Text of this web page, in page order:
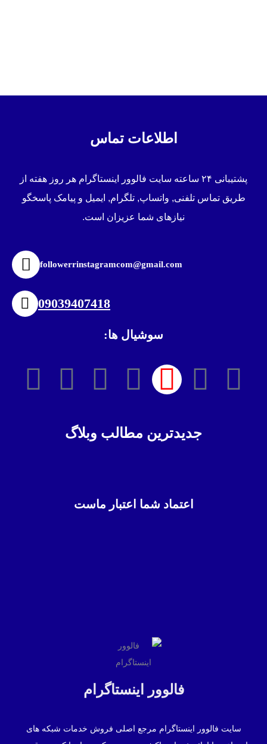
فالوور اینستاگرام
سایت فالوور اینستاگرام مرجع اصلی فروش خدمات شبکه های
جدیدترین مطالب وبلاگ
اعتماد شما اعتبار ماست
اطلاعات تماس
پشتیبانی ۲۴ ساعته سایت فالوور اینستاگرام هر روز هفته از
طریق تماس تلفنی, واتساپ, تلگرام, ایمیل و پیامک پاسخگو
نیازهای شما عزیزان است.
followerrinstagramcom@gmail.com
09039407418
سوشیال ها: